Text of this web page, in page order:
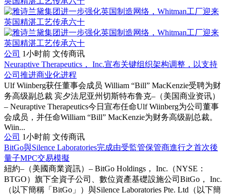
公司 1小时前 文传商讯
Neuraptive Therapeutics， Inc.宣布关键组织架构调整，以支持
公司推进商业化进程
Ulf Wiinberg获任董事会成员 William “Bill” MacKenzie受聘为财
务高级副总裁 宾夕法尼亚州切斯特布鲁克–（美国商业资讯）
– Neuraptive Therapeutics今日宣布任命Ulf Wiinberg为公司董事
会成员，并任命William “Bill” MacKenzie为财务高级副总裁。
Wiin...
公司 1小时前 文传商讯
BitGo與Silence Laboratories完成由受監管保管商進行之首次後
量子MPC交易模擬
紐約–（美國商業資訊）– BitGo Holdings， Inc.（NYSE：
BTGO）旗下全資子公司、數位資產基礎設施公司BitGo， Inc.
（以下簡稱「BitGo」）與Silence Laboratories Pte. Ltd（以下簡